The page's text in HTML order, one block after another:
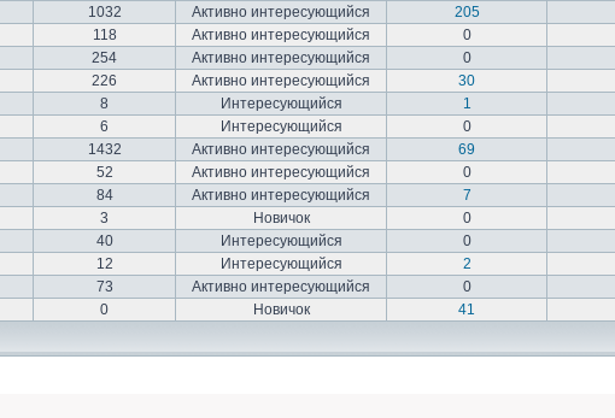
1032 Активно интересующийся 205
118 Активно интересующийся 0
254 Активно интересующийся 0
226 Активно интересующийся 30
8 Интересующийся 1
6 Интересующийся 0
1432 Активно интересующийся 69
52 Активно интересующийся 0
84 Активно интересующийся 7
3 Новичок 0
40 Интересующийся 0
12 Интересующийся 2
73 Активно интересующийся 0
0 Новичок 41